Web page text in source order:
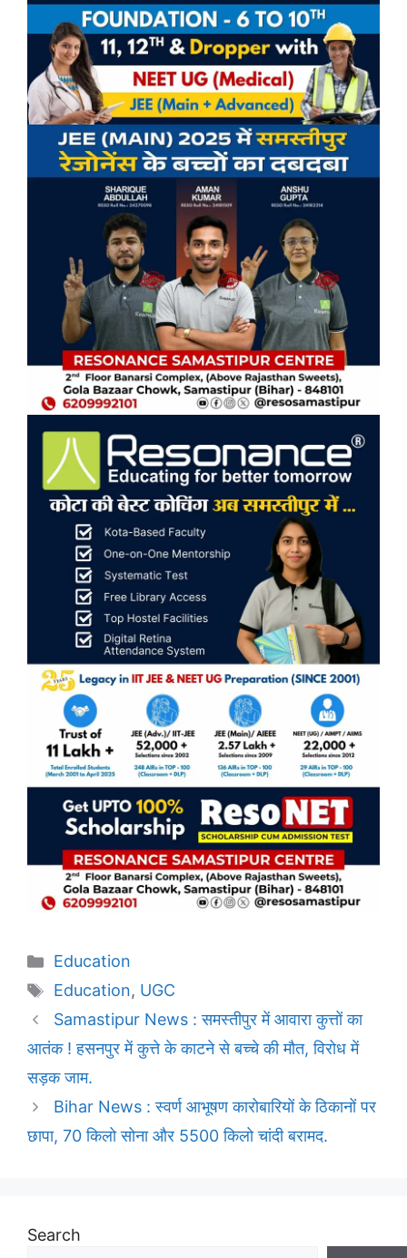
Categories
Education
Tags
Education, UGC
Samastipur News : समस्तीपुर में आवारा कुत्तों का
आतंक ! हसनपुर में कुत्ते के काटने से बच्चे की मौत, विरोध में
सड़क जाम.
Bihar News : स्वर्ण आभूषण कारोबारियों के ठिकानों पर
छापा, 70 किलो सोना और 5500 किलो चांदी बरामद.
Search